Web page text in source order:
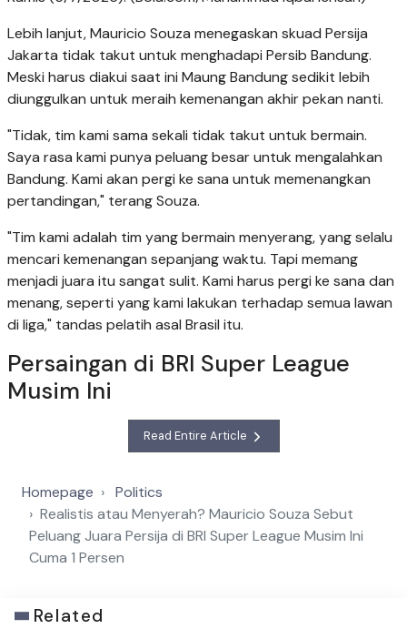
Lebih lanjut, Mauricio Souza menegaskan skuad Persija
Jakarta tidak takut untuk menghadapi Persib Bandung.
Meski harus diakui saat ini Maung Bandung sedikit lebih
diunggulkan untuk meraih kemenangan akhir pekan nanti.
"Tidak, tim kami sama sekali tidak takut untuk bermain.
Saya rasa kami punya peluang besar untuk mengalahkan
Bandung. Kami akan pergi ke sana untuk memenangkan
pertandingan," terang Souza.
"Tim kami adalah tim yang bermain menyerang, yang selalu
mencari kemenangan sepanjang waktu. Tapi memang
menjadi juara itu sangat sulit. Kami harus pergi ke sana dan
menang, seperti yang kami lakukan terhadap semua lawan
di liga," tandas pelatih asal Brasil itu.
Persaingan di BRI Super League
Musim Ini
Read Entire Article
Homepage
Politics
Realistis atau Menyerah? Mauricio Souza Sebut
Peluang Juara Persija di BRI Super League Musim Ini
Cuma 1 Persen
Related